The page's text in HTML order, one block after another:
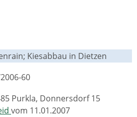
Kiesabbau in Dietzen
60
Purkla, Donnersdorf 15
vom 11.01.2007